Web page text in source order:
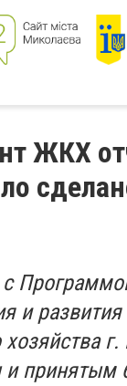
ЖКХ
с
и
и